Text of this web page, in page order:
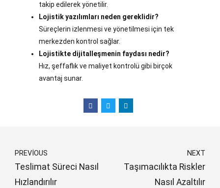
takip edilerek yönetilir.
Lojistik yazılımları neden gereklidir?
Süreçlerin izlenmesi ve yönetilmesi için tek
merkezden kontrol sağlar.
Lojistikte dijitalleşmenin faydası nedir?
Hız, şeffaflık ve maliyet kontrolü gibi birçok
avantaj sunar.
PREVIOUS
Teslimat Süreci Nasıl
Hızlandırılır
NEXT
Taşımacılıkta Riskler
Nasıl Azaltılır